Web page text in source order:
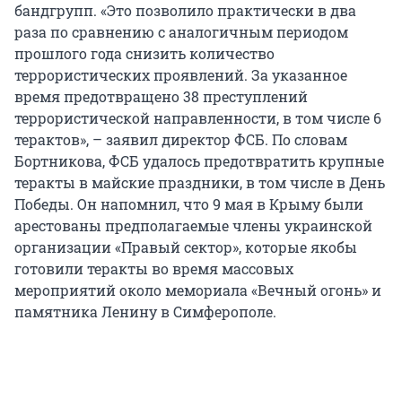
бандгрупп. «Это позволило практически в два
раза по сравнению с аналогичным периодом
прошлого года снизить количество
террористических проявлений. За указанное
время предотвращено 38 преступлений
террористической направленности, в том числе 6
терактов», – заявил директор ФСБ. По словам
Бортникова, ФСБ удалось предотвратить крупные
теракты в майские праздники, в том числе в День
Победы. Он напомнил, что 9 мая в Крыму были
арестованы предполагаемые члены украинской
организации «Правый сектор», которые якобы
готовили теракты во время массовых
мероприятий около мемориала «Вечный огонь» и
памятника Ленину в Симферополе.